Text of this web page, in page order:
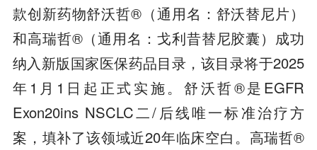
款创新药物舒沃哲®（通用名：舒沃替尼片）
和高瑞哲®（通用名：戈利昔替尼胶囊）成功
纳入新版国家医保药品目录，该目录将于2025
年1月1日起正式实施。舒沃哲®是EGFR
Exon20ins NSCLC二/后线唯一标准治疗方
案，填补了该领域近20年临床空白。高瑞哲®